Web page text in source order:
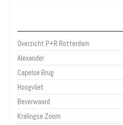
Overzicht P+R Rotterdam
Alexander
Capelse Brug
Hoogvliet
Beverwaard
Kralingse Zoom